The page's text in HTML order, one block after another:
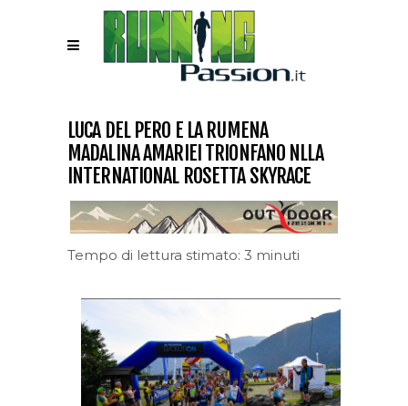
LUCA DEL PERO E LA RUMENA
MADALINA AMARIEI TRIONFANO NLLA
INTERNATIONAL ROSETTA SKYRACE
Tempo di lettura stimato: 3 minuti